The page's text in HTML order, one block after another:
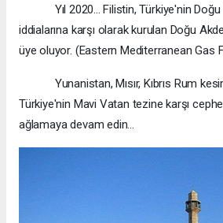
Yıl 2020... Filistin, Türkiye'nin Doğu
iddialarına karşı olarak kurulan Doğu
üye oluyor. (Eastern Mediterranean Gas
Yunanistan, Mısır, Kıbrıs Rum
Türkiye'nin Mavi Vatan tezine karşı
ağlamaya devam edin...